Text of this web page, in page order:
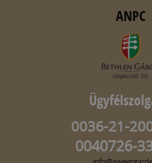
ANPC
0036-21-
0040726-